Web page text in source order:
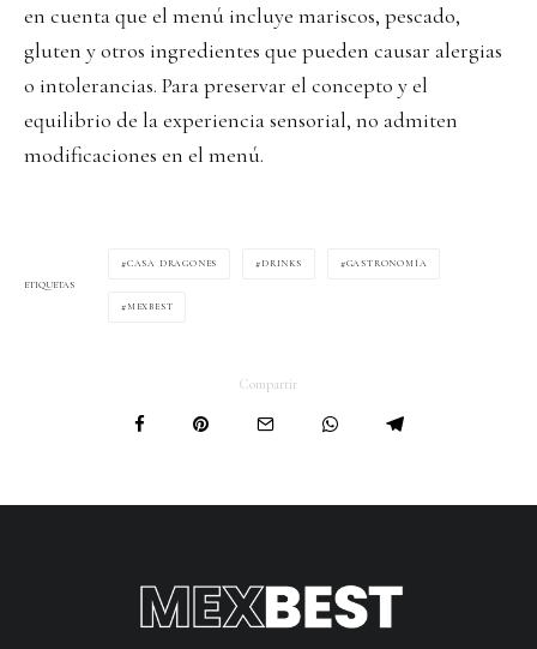
en cuenta que el menú incluye mariscos, pescado,
gluten y otros ingredientes que pueden causar alergias
o intolerancias. Para preservar el concepto y el
equilibrio de la experiencia sensorial, no admiten
modificaciones en el menú.
ETIQUETAS
CASA DRAGONES DRINKS GASTRONOMÍA
MEXBEST
Compartir